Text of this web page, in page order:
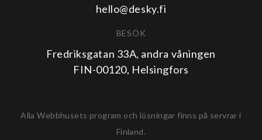
hello@desky.fi
BESÖK
Fredriksgatan 33A, andra våningen
FIN-00120, Helsingfors
Alla Webbhusets program och lösningar finns på servrar i
Finland.